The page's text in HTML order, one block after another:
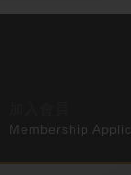
Membership